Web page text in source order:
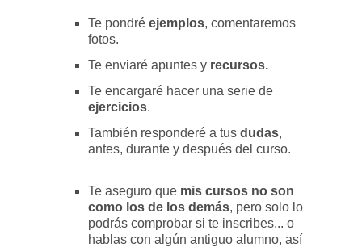
Te pondré ejemplos, comentaremos
fotos.
Te enviaré apuntes y recursos.
Te encargaré hacer una serie de
ejercicios.
También responderé a tus dudas,
antes, durante y después del curso.
Te aseguro que mis cursos no son
como los de los demás, pero solo lo
podrás comprobar si te inscribes... o
hablas con algún antiguo alumno, así